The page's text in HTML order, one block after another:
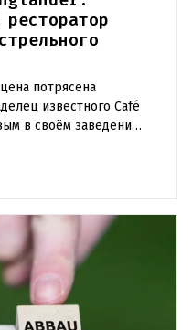
потрясена
известного Café
в своём заведении